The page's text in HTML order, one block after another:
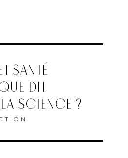
SANTÉ
DIT
SCIENCE ?